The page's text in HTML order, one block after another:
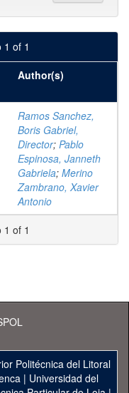
1 of 1
Author(s)
Ramos Sanchez,
Boris Gabriel,
Director; Pablo
Espinosa, Janneth
Gabriela; Merino
Zambrano, Xavier
Antonio
1 of 1
Politécnica del Litoral
| Universidad del